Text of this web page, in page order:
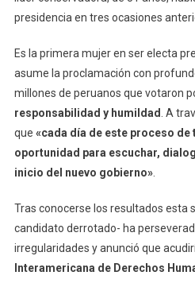
presidencia en tres ocasiones
Es la primera mujer en ser electa
asume la proclamación con
millones de peruanos que votaron
responsabilidad y humildad. A
que «cada día de este proceso de
oportunidad para escuchar,
inicio del nuevo gobierno».
Tras conocerse los resultados esta
candidato derrotado- ha
irregularidades y anunció que
Interamericana de Derechos